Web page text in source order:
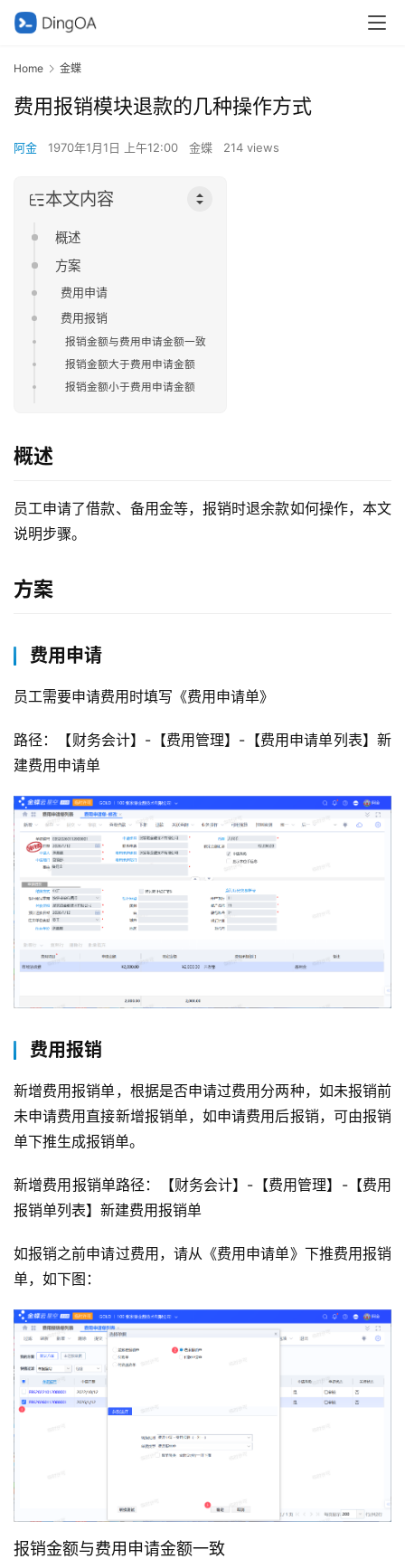
Home 金蝶
费用报销模块退款的几种操作方式
阿金 1970年1月1日 上午12:00 金蝶 214 views
本文内容
概述
方案
费用申请
费用报销
报销金额与费用申请金额一致
报销金额大于费用申请金额
报销金额小于费用申请金额
概述
员工申请了借款、备用金等，报销时退余款如何操作，本文
说明步骤。
方案
费用申请
员工需要申请费用时填写《费用申请单》
路径：【财务会计】-【费用管理】-【费用申请单列表】新
建费用申请单
费用报销
新增费用报销单，根据是否申请过费用分两种，如未报销前
未申请费用直接新增报销单，如申请费用后报销，可由报销
单下推生成报销单。
新增费用报销单路径：【财务会计】-【费用管理】-【费用
报销单列表】新建费用报销单
如报销之前申请过费用，请从《费用申请单》下推费用报销
单，如下图：
报销金额与费用申请金额一致